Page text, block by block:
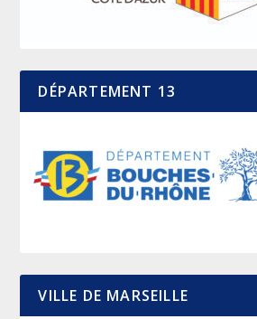
DÉPARTEMENT 13
VILLE DE MARSEILLE